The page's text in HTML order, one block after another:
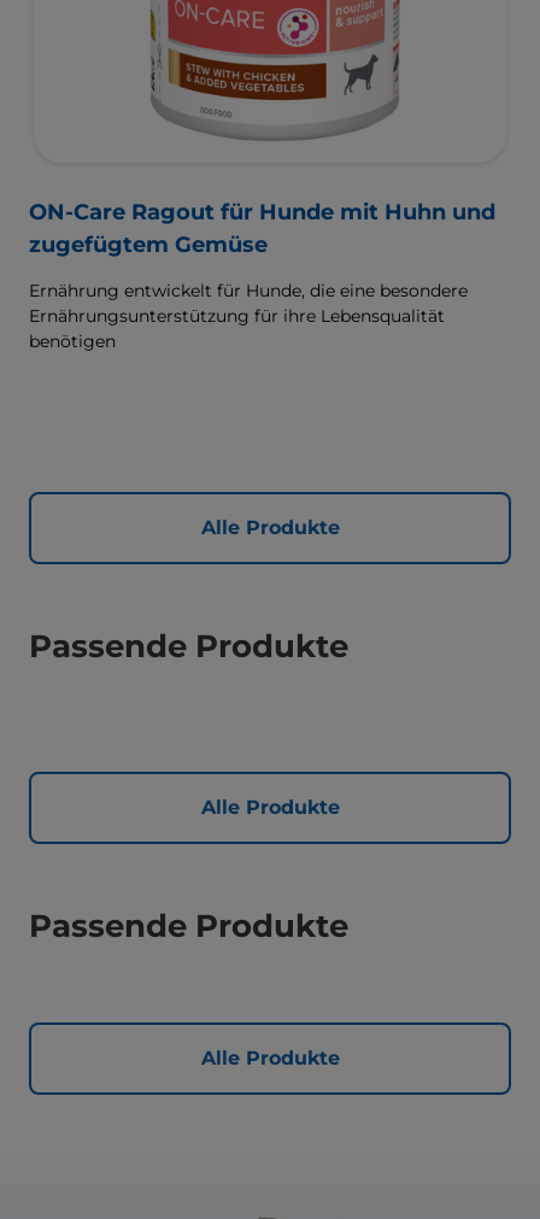
ON-Care Ragout für Hunde mit Huhn und
zugefügtem Gemüse
Ernährung entwickelt für Hunde, die eine besondere
Ernährungsunterstützung für ihre Lebensqualität
benötigen
Alle Produkte
Passende Produkte
Alle Produkte
Passende Produkte
Alle Produkte